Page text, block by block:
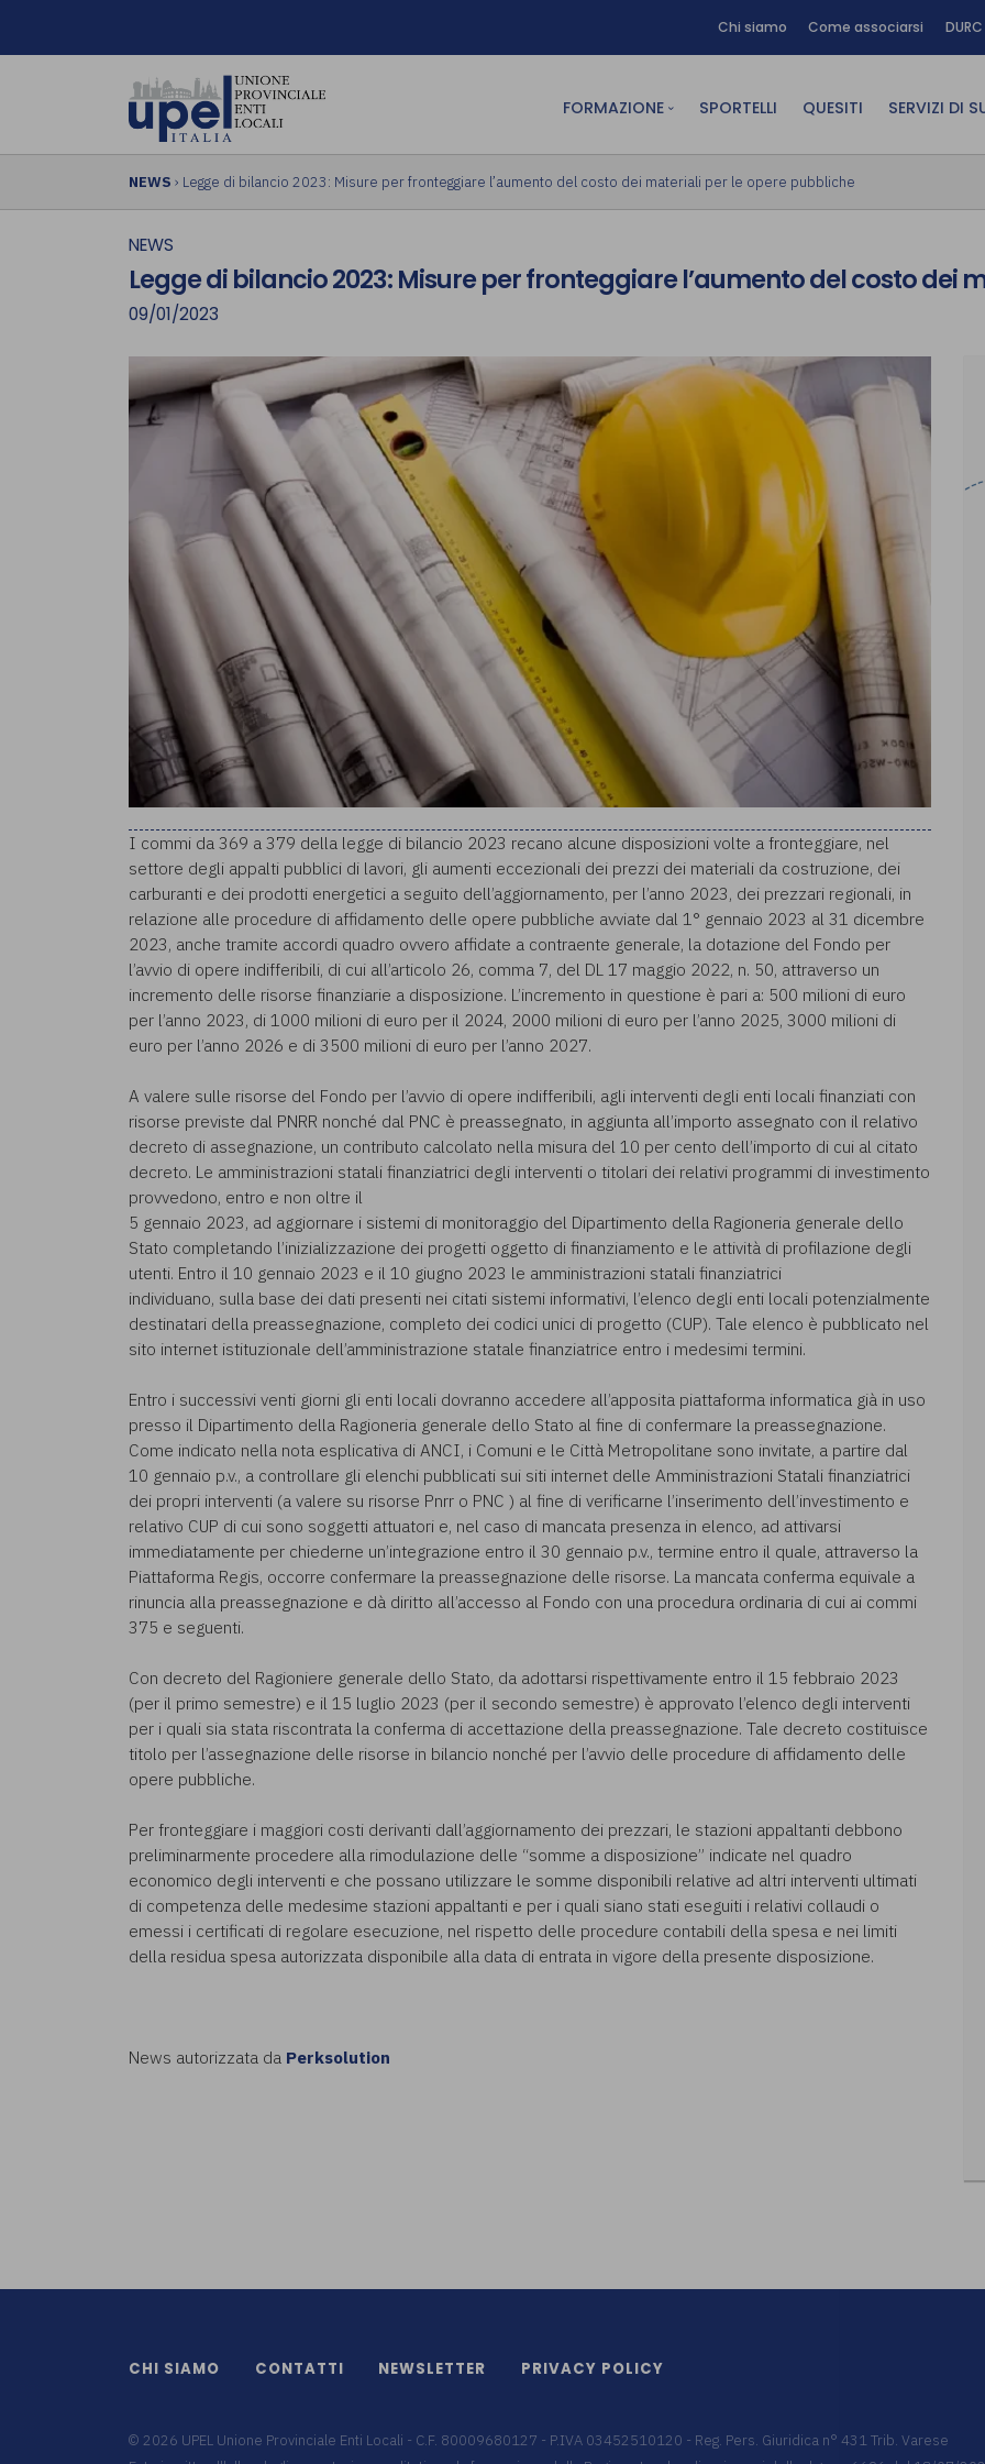
Chi siamo Come associarsi
FORMAZIONE
FAD sincrona (in diretta)
FAD asincrona (e-learning)
Formazione in aula
Piano formativo gratuito
associati
Archivio Formazione
SPORTELLI QUESITI SERVIZI DI
Area
Area
NEWS › Legge di bilancio 2023: Misure per fronteggiare l’aumento del costo dei materiali per le opere pubbliche
NEWS
Legge di bilancio 2023: Misure per fronteggiare l’aumento del costo dei
09/01/2023
I commi da 369 a 379 della legge di bilancio 2023 recano alcune disposizioni volte a fronteggiare, nel
settore degli appalti pubblici di lavori, gli aumenti eccezionali dei prezzi dei materiali da costruzione, dei
carburanti e dei prodotti energetici a seguito dell’aggiornamento, per l’anno 2023, dei prezzari regionali, in
relazione alle procedure di affidamento delle opere pubbliche avviate dal 1° gennaio 2023 al 31 dicembre
2023, anche tramite accordi quadro ovvero affidate a contraente generale, la dotazione del Fondo per
l’avvio di opere indifferibili, di cui all’articolo 26, comma 7, del DL 17 maggio 2022, n. 50, attraverso un
incremento delle risorse finanziarie a disposizione. L’incremento in questione è pari a: 500 milioni di euro
per l’anno 2023, di 1000 milioni di euro per il 2024, 2000 milioni di euro per l’anno 2025, 3000 milioni di
euro per l’anno 2026 e di 3500 milioni di euro per l’anno 2027.
A valere sulle risorse del Fondo per l’avvio di opere indifferibili, agli interventi degli enti locali finanziati con
risorse previste dal PNRR nonché dal PNC è preassegnato, in aggiunta all’importo assegnato con il relativo
decreto di assegnazione, un contributo calcolato nella misura del 10 per cento dell’importo di cui al citato
decreto. Le amministrazioni statali finanziatrici degli interventi o titolari dei relativi programmi di investimento
provvedono, entro e non oltre il
5 gennaio 2023, ad aggiornare i sistemi di monitoraggio del Dipartimento della Ragioneria generale dello
Stato completando l’inizializzazione dei progetti oggetto di finanziamento e le attività di profilazione degli
utenti. Entro il 10 gennaio 2023 e il 10 giugno 2023 le amministrazioni statali finanziatrici
individuano, sulla base dei dati presenti nei citati sistemi informativi, l’elenco degli enti locali potenzialmente
destinatari della preassegnazione, completo dei codici unici di progetto (CUP). Tale elenco è pubblicato nel
sito internet istituzionale dell’amministrazione statale finanziatrice entro i medesimi termini.
Entro i successivi venti giorni gli enti locali dovranno accedere all’apposita piattaforma informatica già in uso
presso il Dipartimento della Ragioneria generale dello Stato al fine di confermare la preassegnazione.
Come indicato nella nota esplicativa di ANCI, i Comuni e le Città Metropolitane sono invitate, a partire dal
10 gennaio p.v., a controllare gli elenchi pubblicati sui siti internet delle Amministrazioni Statali finanziatrici
dei propri interventi (a valere su risorse Pnrr o PNC ) al fine di verificarne l’inserimento dell’investimento e
relativo CUP di cui sono soggetti attuatori e, nel caso di mancata presenza in elenco, ad attivarsi
immediatamente per chiederne un’integrazione entro il 30 gennaio p.v., termine entro il quale, attraverso la
Piattaforma Regis, occorre confermare la preassegnazione delle risorse. La mancata conferma equivale a
rinuncia alla preassegnazione e dà diritto all’accesso al Fondo con una procedura ordinaria di cui ai commi
375 e seguenti.
Con decreto del Ragioniere generale dello Stato, da adottarsi rispettivamente entro il 15 febbraio 2023
(per il primo semestre) e il 15 luglio 2023 (per il secondo semestre) è approvato l’elenco degli interventi
per i quali sia stata riscontrata la conferma di accettazione della preassegnazione. Tale decreto costituisce
titolo per l’assegnazione delle risorse in bilancio nonché per l’avvio delle procedure di affidamento delle
opere pubbliche.
Per fronteggiare i maggiori costi derivanti dall’aggiornamento dei prezzari, le stazioni appaltanti debbono
preliminarmente procedere alla rimodulazione delle “somme a disposizione” indicate nel quadro
economico degli interventi e che possano utilizzare le somme disponibili relative ad altri interventi ultimati
di competenza delle medesime stazioni appaltanti e per i quali siano stati eseguiti i relativi collaudi o
emessi i certificati di regolare esecuzione, nel rispetto delle procedure contabili della spesa e nei limiti
della residua spesa autorizzata disponibile alla data di entrata in vigore della presente disposizione.
News autorizzata da Perksolution
CHI SIAMO CONTATTI NEWSLETTER PRIVACY POLICY
© 2026 UPEL Unione Provinciale Enti Locali - C.F. 80009680127 - P.IVA 03452510120 - Reg. Pers. Giuridica n° 431 Trib. Varese